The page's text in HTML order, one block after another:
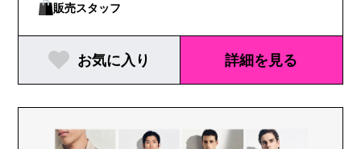
販売スタッフ
お気に入り 詳細を見る